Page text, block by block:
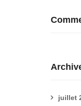
juillet